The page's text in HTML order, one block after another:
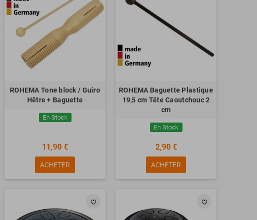
ROHEMA Tone block / Guiro
Hêtre + Baguette
En Stock
11,90 €
ACHETER
ROHEMA Baguette Plastique
19,5 cm Tête Caoutchouc 2
cm
En Stock
2,90 €
ACHETER
favorite_border favorite_border